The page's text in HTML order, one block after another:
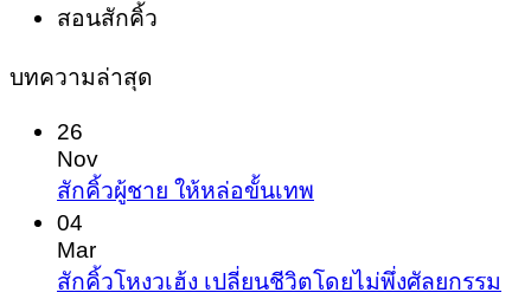
สอนสักคิ้ว
บทความล่าสุด
26
Nov
สักคิ้วผู้ชาย ให้หล่อขั้นเทพ
สัก
04
Mar
สักคิ้วโหงวเฮ้ง เปลี่ยนชีวิตโดยไม่พึ่งศัลยกรรม